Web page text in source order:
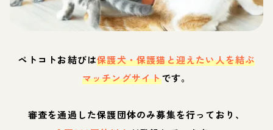
ペトコトお結びは保護犬・保護猫と迎えたい人を結ぶ
マッチングサイトです。
審査を通過した保護団体のみ募集を行っており、